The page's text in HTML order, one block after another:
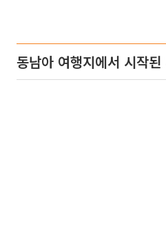
동남아 여행지에서 시작